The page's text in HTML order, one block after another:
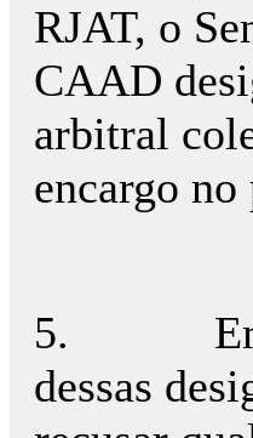
RJAT, o
CAAD
arbitral
encargo
5.
dessas